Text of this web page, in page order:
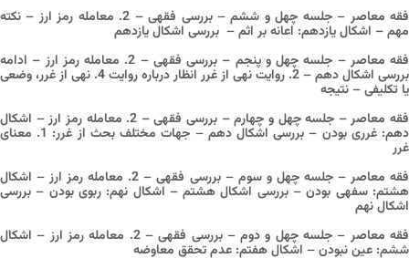
فقه معاصر – جلسه چهل و ششم – بررسی فقهی – 2. معامله رمز ارز – نکته
مهم – اشکال یازدهم: اعانه بر اثم – بررسی اشکال یازدهم
فقه معاصر – جلسه چهل و پنجم – بررسی فقهی – 2. معامله رمز ارز – ادامه
بررسی اشکال دهم – 2. روایت نهی از غرر انظار درباره روایت 4. نهی از غرر، وضعی
یا تکلیفی – نتیجه
فقه معاصر – جلسه چهل و چهارم – بررسی فقهی – 2. معامله رمز ارز – اشکال
دهم: غرری بودن – بررسی اشکال دهم – جهات مختلف بحث از غرر: 1. معنای
غرر
فقه معاصر – جلسه چهل و سوم – بررسی فقهی – 2. معامله رمز ارز – اشکال
هشتم: سفهی بودن – بررسی اشکال هشتم – اشکال نهم: ربوی بودن – بررسی
اشکال نهم
فقه معاصر – جلسه چهل و دوم – بررسی فقهی – 2. معامله رمز ارز – اشکال
ششم: عین نبودن – اشکال هفتم: عدم تحقق معاوضه